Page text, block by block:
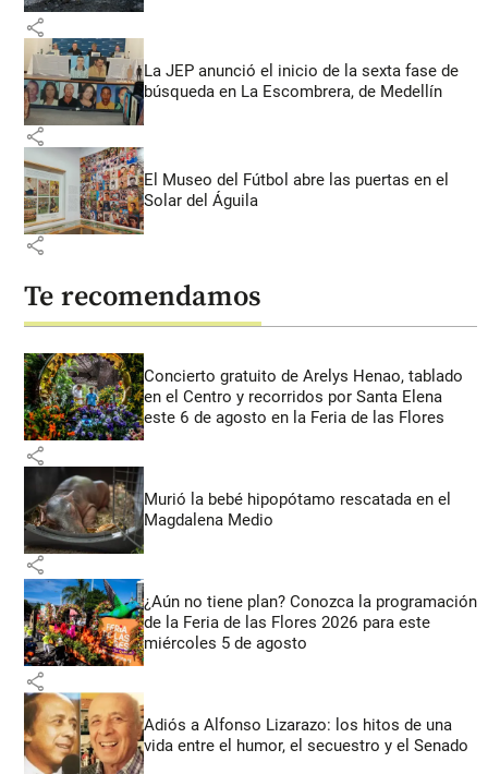
share
La JEP anunció el inicio de la sexta fase de
búsqueda en La Escombrera, de Medellín
share
El Museo del Fútbol abre las puertas en el
Solar del Águila
share
Te recomendamos
Concierto gratuito de Arelys Henao, tablado
en el Centro y recorridos por Santa Elena
este 6 de agosto en la Feria de las Flores
share
Murió la bebé hipopótamo rescatada en el
Magdalena Medio
share
¿Aún no tiene plan? Conozca la programación
de la Feria de las Flores 2026 para este
miércoles 5 de agosto
share
Adiós a Alfonso Lizarazo: los hitos de una
vida entre el humor, el secuestro y el Senado